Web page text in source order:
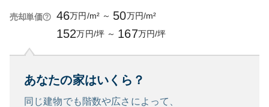
売却単価 46万円/m² ～ 50万円/m²
152万円/坪 ～ 167万円/坪
あなたの家はいくら？
同じ建物でも階数や広さによって、